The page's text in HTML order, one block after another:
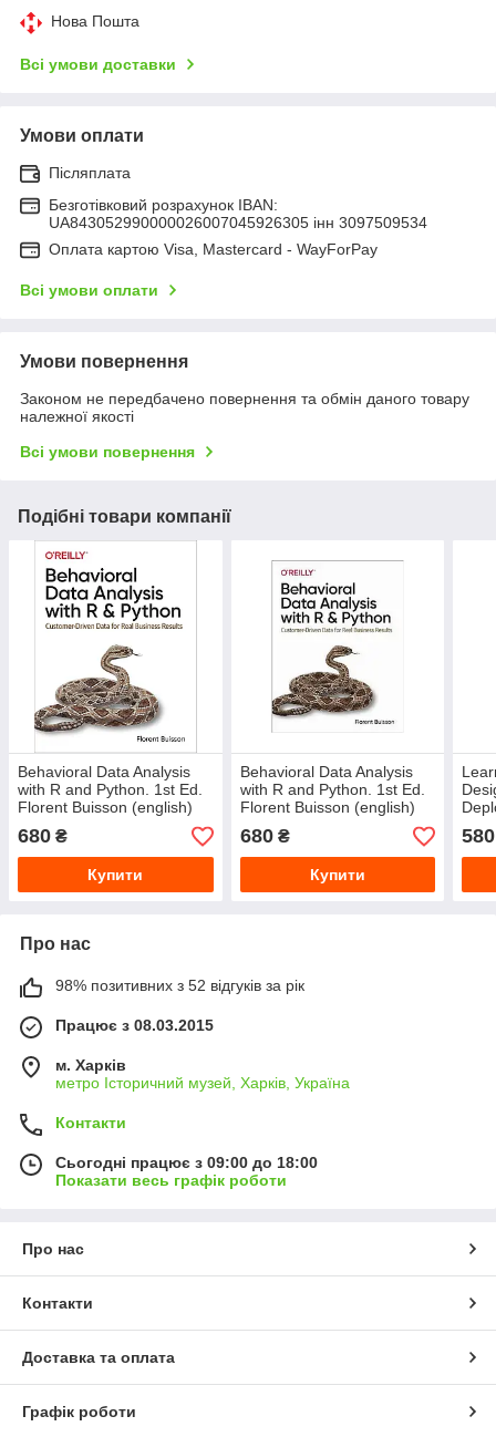
Нова Пошта
Всі умови доставки
Умови оплати
Післяплата
Безготівковий розрахунок IBAN:
UA843052990000026007045926305 інн 3097509534
Оплата картою Visa, Mastercard - WayForPay
Всі умови оплати
Умови повернення
Законом не передбачено повернення та обмін даного товару
належної якості
Всі умови повернення
Подібні товари компанії
Behavioral Data Analysis
with R and Python. 1st Ed.
Florent Buisson (english)
680 ₴
Купити
Behavioral Data Analysis
with R and Python. 1st Ed.
Florent Buisson (english)
680₴
Купити
Ed.
580
Про нас
98% позитивних з 52 відгуків за рік
Працює з 08.03.2015
м. Харків
метро Історичний музей, Харків, Україна
Контакти
Сьогодні працює з 09:00 до 18:00
Показати весь графік роботи
Про нас
Контакти
Доставка та оплата
Графік роботи